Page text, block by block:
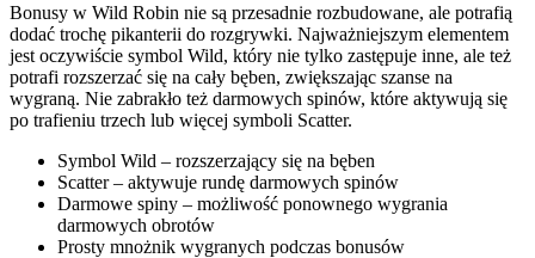
Bonusy w Wild Robin nie są przesadnie rozbudowane, ale potrafią
dodać trochę pikanterii do rozgrywki. Najważniejszym elementem
jest oczywiście symbol Wild, który nie tylko zastępuje inne, ale też
potrafi rozszerzać się na cały bęben, zwiększając szanse na
wygraną. Nie zabrakło też darmowych spinów, które aktywują się
po trafieniu trzech lub więcej symboli Scatter.
Symbol Wild – rozszerzający się na bęben
Scatter – aktywuje rundę darmowych spinów
Darmowe spiny – możliwość ponownego wygrania
darmowych obrotów
Prosty mnożnik wygranych podczas bonusów